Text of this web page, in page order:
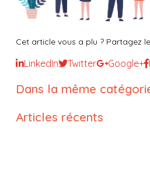
Cet article vous a plu ? Partagez le
LinkedIn Twitter Google+
Dans la même
Articles récents